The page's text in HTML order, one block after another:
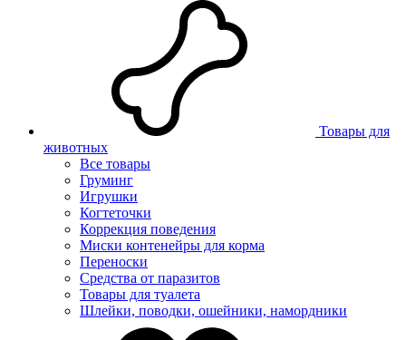
Товары для
животных
Все товары
Груминг
Игрушки
Когтеточки
Коррекция поведения
Миски контенейры для корма
Переноски
Средства от паразитов
Товары для туалета
Шлейки, поводки, ошейники, намордники